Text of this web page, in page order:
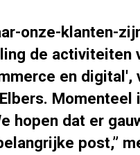
onze-klanten-
de activiteiten
en digital',
Momenteel
hopen dat er
post,”